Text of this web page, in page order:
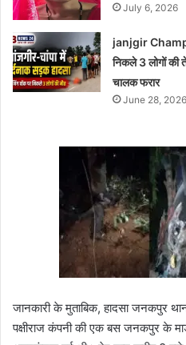
July 6, 2026
janjgir
निकले 3 लोगों की
चालक फरार
June 28, 2026
जानकारी के मुताबिक, हादसा जनकपुर
पक्षीराज कंपनी की एक बस जनकपुर के